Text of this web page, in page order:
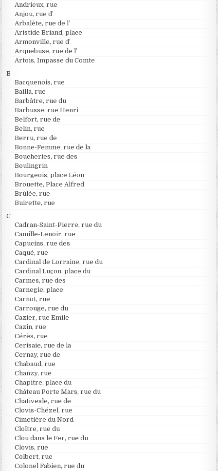
Andrieux, rue
Anjou, rue d’
Arbalète, rue de l’
Aristide Briand, place
Armonville, rue d’
Arquebuse, rue de l’
Artois, Impasse du Comte
B
Bacquenois, rue
Bailla, rue
Barbâtre, rue du
Barbusse, rue Henri
Belfort, rue de
Belin, rue
Berru, rue de
Bonne-Femme, rue de la
Boucheries, rue des
Boulingrin
Bourgeois, place Léon
Brouette, Place Alfred
Brûlée, rue
Buirette, rue
C
Cadran-Saint-Pierre, rue du
Camille-Lenoir, rue
Capucins, rue des
Caqué, rue
Cardinal de Lorraine, rue du
Cardinal Luçon, place du
Carmes, rue des
Carnegie, place
Carnot, rue
Carrouge, rue du
Cazier, rue Emile
Cazin, rue
Cérès, rue
Cerisaie, rue de la
Cernay, rue de
Chabaud, rue
Chanzy, rue
Chapitre, place du
Château Porte Mars, rue du
Chativesle, rue de
Clovis-Chézel, rue
Cimetière du Nord
Cloître, rue du
Clou dans le Fer, rue du
Clovis, rue
Colbert, rue
Colonel Fabien, rue du